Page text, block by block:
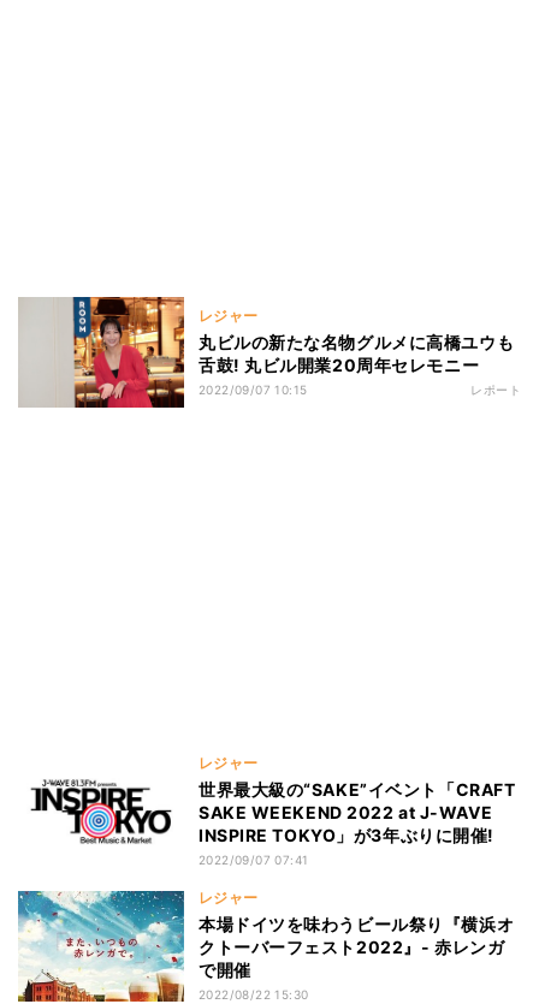
レジャー
丸ビルの新たな名物グルメに高橋ユウも
舌鼓! 丸ビル開業20周年セレモニー
2022/09/07 10:15 レポート
レジャー
世界最大級の“SAKE”イベント「CRAFT
SAKE WEEKEND 2022 at J-WAVE
INSPIRE TOKYO」が3年ぶりに開催!
2022/09/07 07:41
レジャー
本場ドイツを味わうビール祭り『横浜オ
クトーバーフェスト2022』- 赤レンガ
で開催
2022/08/22 15:30